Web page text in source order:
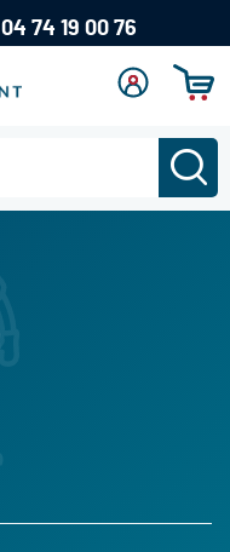
04 74 19 00 76
compte
connecter